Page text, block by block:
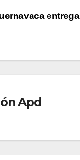
entrega
Apd